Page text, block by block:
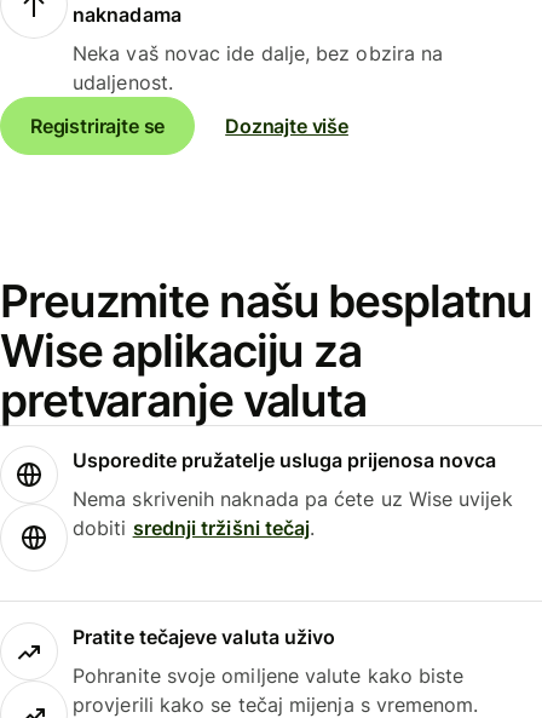
naknadama
Neka vaš novac ide dalje, bez obzira na
udaljenost.
Registrirajte se
Doznajte više
Preuzmite našu besplatnu
Wise aplikaciju za
pretvaranje valuta
Usporedite pružatelje usluga prijenosa novca
Nema skrivenih naknada pa ćete uz Wise uvijek
dobiti srednji tržišni tečaj.
Pratite tečajeve valuta uživo
Pohranite svoje omiljene valute kako biste
provjerili kako se tečaj mijenja s vremenom.